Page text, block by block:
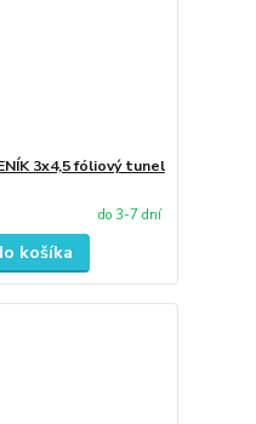
3x4,5 fóliový tunel
do 3-7 dní
košíka